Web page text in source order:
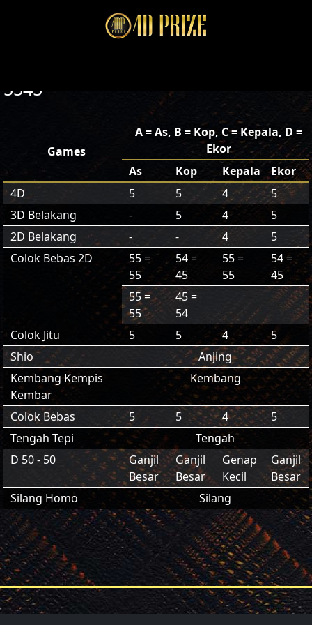
5545
Games
A = As, B = Kop, C = Kepala, D =
Ekor
As
Kop Kepala
Ekor
4D
5 5 4
5
3D Belakang
- 5 4
5
2D Belakang
- - 4
5
Colok Bebas 2D
55 =
55
54 =
45
55 =
55
54 =
45
55 =
55
45 =
54
Colok Jitu
5 5 4
5
Shio
Anjing
Kembang Kempis
Kembar
Kembang
Colok Bebas 5 5 4
5
Tengah Tepi
Tengah
D 50 - 50
Ganjil
Besar
Ganjil
Besar
Genap
Kecil
Ganjil
Besar
Silang Homo
Silang